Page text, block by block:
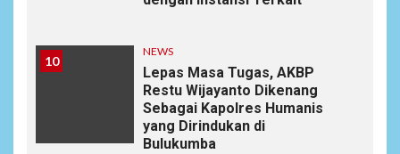
10
NEWS
Lepas Masa Tugas, AKBP
Restu Wijayanto Dikenang
Sebagai Kapolres Humanis
yang Dirindukan di
Bulukumba